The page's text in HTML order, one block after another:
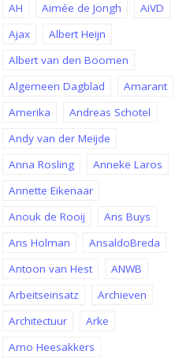
AH
Aimée de Jongh
AiVD
Ajax
Albert Heijn
Albert van den Boomen
Algemeen Dagblad
Amarant
Amerika
Andreas Schotel
Andy van der Meijde
Anna Rosling
Anneke Laros
Annette Eikenaar
Anouk de Rooij
Ans Buys
Ans Holman
AnsaldoBreda
Antoon van Hest
ANWB
Arbeitseinsatz
Archieven
Architectuur
Arke
Arno Heesakkers